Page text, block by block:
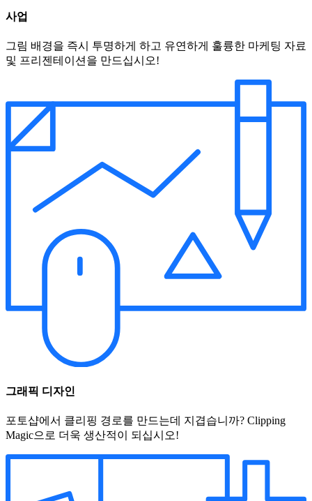
사업
그림 배경을 즉시 투명하게 하고 유연하게 훌륭한 마케팅 자료
및 프리젠테이션을 만드십시오!
그래픽 디자인
포토샵에서 클리핑 경로를 만드는데 지겹습니까? Clipping
Magic으로 더욱 생산적이 되십시오!